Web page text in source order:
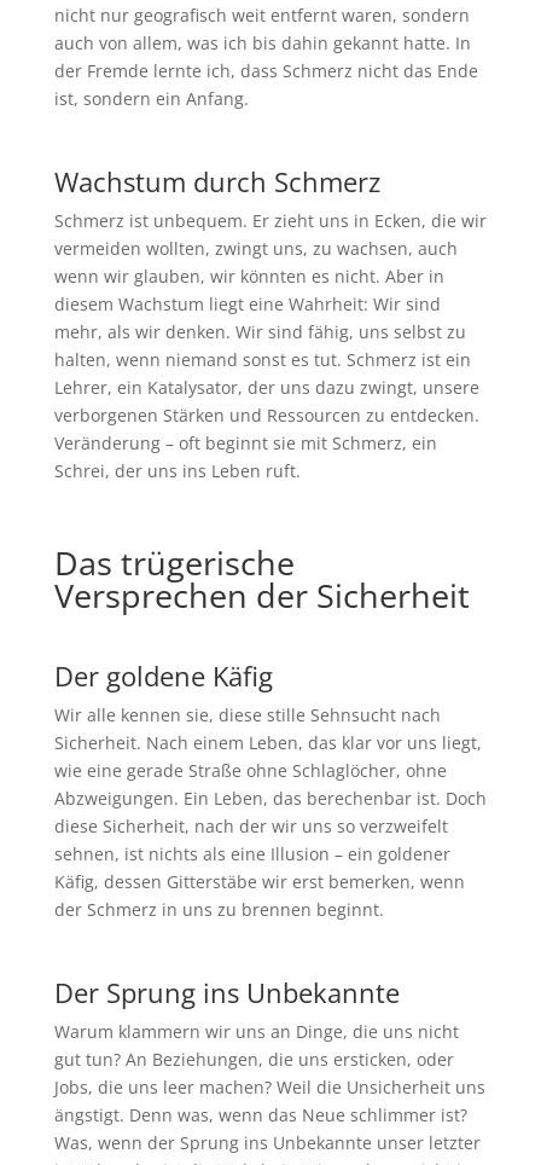
nicht nur geografisch weit entfernt waren, sondern
auch von allem, was ich bis dahin gekannt hatte. In
der Fremde lernte ich, dass Schmerz nicht das Ende
ist, sondern ein Anfang.
Wachstum durch Schmerz
Schmerz ist unbequem. Er zieht uns in Ecken, die wir
vermeiden wollten, zwingt uns, zu wachsen, auch
wenn wir glauben, wir könnten es nicht. Aber in
diesem Wachstum liegt eine Wahrheit: Wir sind
mehr, als wir denken. Wir sind fähig, uns selbst zu
halten, wenn niemand sonst es tut. Schmerz ist ein
Lehrer, ein Katalysator, der uns dazu zwingt, unsere
verborgenen Stärken und Ressourcen zu entdecken.
Veränderung – oft beginnt sie mit Schmerz, ein
Schrei, der uns ins Leben ruft.
Das trügerische
Versprechen der Sicherheit
Der goldene Käfig
Wir alle kennen sie, diese stille Sehnsucht nach
Sicherheit. Nach einem Leben, das klar vor uns liegt,
wie eine gerade Straße ohne Schlaglöcher, ohne
Abzweigungen. Ein Leben, das berechenbar ist. Doch
diese Sicherheit, nach der wir uns so verzweifelt
sehnen, ist nichts als eine Illusion – ein goldener
Käfig, dessen Gitterstäbe wir erst bemerken, wenn
der Schmerz in uns zu brennen beginnt.
Der Sprung ins Unbekannte
Warum klammern wir uns an Dinge, die uns nicht
gut tun? An Beziehungen, die uns ersticken, oder
Jobs, die uns leer machen? Weil die Unsicherheit uns
ängstigt. Denn was, wenn das Neue schlimmer ist?
Was, wenn der Sprung ins Unbekannte unser letzter